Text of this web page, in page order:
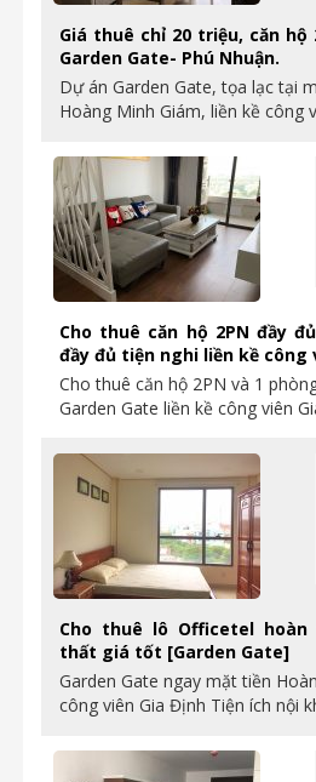
Giá thuê chỉ 20 triệu, căn hộ
Garden Gate- Phú Nhuận.
Dự án Garden Gate, tọa lạc tại
Hoàng Minh Giám, liền kề công
Cho thuê căn hộ 2PN đầy
đầy đủ tiện nghi liền kề công
Cho thuê căn hộ 2PN và 1
Garden Gate liền kề công viên
Cho thuê lô Officetel
thất giá tốt [Garden Gate]
Garden Gate ngay mặt tiền
công viên Gia Định Tiện ích nội